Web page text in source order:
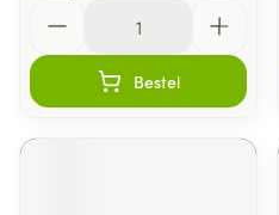
Bestel